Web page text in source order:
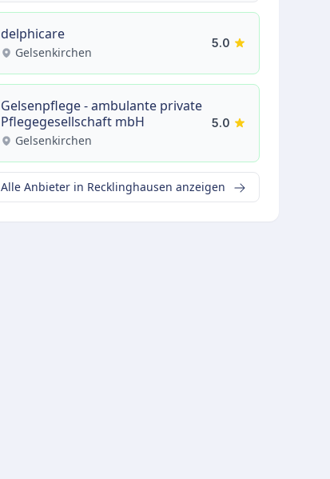
delphicare
Gelsenkirchen
5.0
Gelsenpflege - ambulante private
Pflegegesellschaft mbH
Gelsenkirchen
5.0
Alle Anbieter in Recklinghausen anzeigen